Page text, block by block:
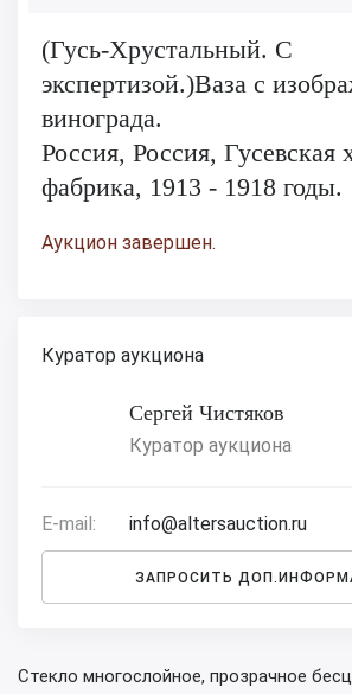
(Гусь-Хрустальный. С
экспертизой.)Ваза с
винограда.
Россия, Россия, Гусевская
фабрика, 1913 - 1918 годы.
Аукцион завершен.
Куратор аукциона
Сергей Чистяков
Куратор аукциона
E-mail: info@altersauction.ru
ЗАПРОСИТЬ
Стекло многослойное, прозрачное